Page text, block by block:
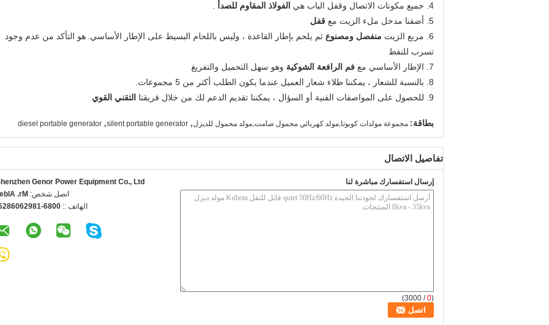
4. جميع مكونات الاتصال وقفل الباب هي
الفولاذ المقاوم للصدأ
5. أضفنا مدخل ملء الزيت مع
قفل
6. مربع الزيت
منفصل ومصنوع ثم يلحم بإطار القاعدة ، وليس باللحام البسيط على الإطار الأساسي. هو التأكد من عدم وجود
تسرب للنفط
7. الإطار الأساسي مع
فم الرافعة الشوكية وهو سهل التحميل والتفريغ
8. بالنسبة للشعار ، يمكننا طلاء شعار العميل عندما يكون الطلب أكثر من 5 مجموعات.
9. للحصول على المواصفات الفنية أو السؤال ، يمكننا تقديم الدعم لك من خلال فريقنا
التقني القوي
بطاقة: مجموعة مولدات كوبوتا,مولد كهربائي محمول صامت,مولد محمول للديزل,
silent portable generator
,
diesel portable generator
تفاصيل الاتصال
Genor Power Equipment Co., Ltd.
اتصل شخص: Albert
الهاتف :: 18926068265
إرسال استفسارك مباشرة لنا
(
0
/ 3000)